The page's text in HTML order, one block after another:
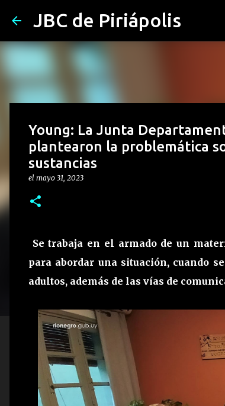
JBC de Piriápolis
Young: La Junta
plantearon la problemática
sustancias
el mayo 31, 2023
Se trabaja en el armado de un
para abordar una situación, cuando
adultos, además de las vías de